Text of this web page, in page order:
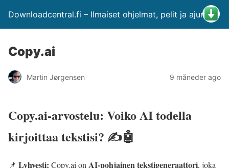
Downloadcentral.fi – Ilmaiset ohjelmat, pelit ja ajurit
Copy.ai
Martin Jørgensen 9 måneder ago
Copy.ai-arvostelu: Voiko AI todella
kirjoittaa tekstisi? ✍️🤖
📌 Lyhyesti: Copy.ai on AI-pohjainen tekstigeneraattori, joka